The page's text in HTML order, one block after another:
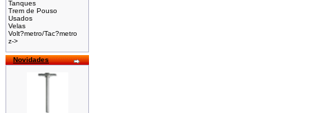
Tanques
Trem de Pouso
Usados
Velas
Volt?metro/Tac?metro
z->
Novidades